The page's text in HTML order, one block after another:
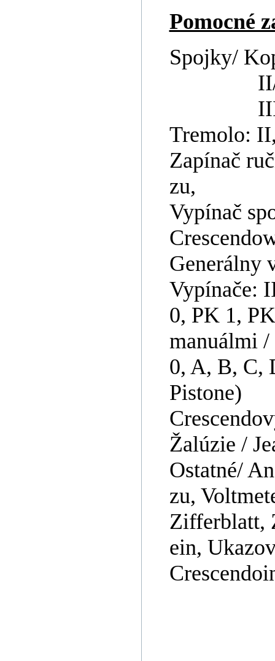
Pomocné
Spojky/
II/I 8´,
III/II
Tremolo:
Zapínač
zu,
Vypínač
Generálny
Vypínače:
0, PK 1,
manuálmi /
0, A, B, C,
Pistone)
Žalúzie /
Ostatné/
zu,
Zifferblatt,
ein,